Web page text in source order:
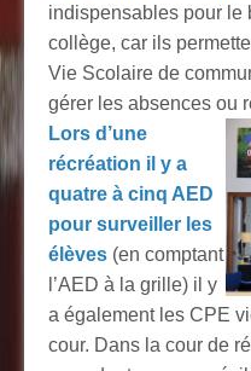
indispensables pour le
collège, car ils
Vie Scolaire de
gérer les absences ou
Lors d’une
récréation il y a
quatre à cinq AED
pour surveiller les
élèves (en comptant
l’AED à la grille) il y
a également les CPE
cour. Dans la cour de